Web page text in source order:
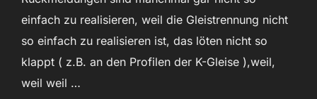
einfach zu realisieren, weil die Gleistrennung nicht
so einfach zu realisieren ist, das löten nicht so
klappt ( z.B. an den Profilen der K-Gleise ),weil,
weil weil …